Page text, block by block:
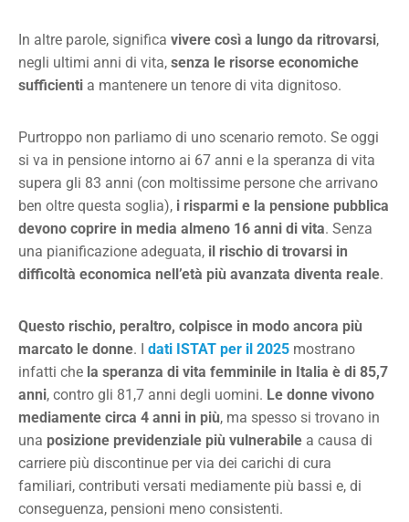
In altre parole, significa vivere così a lungo da ritrovarsi,
negli ultimi anni di vita, senza le risorse economiche
sufficienti a mantenere un tenore di vita dignitoso.
Purtroppo non parliamo di uno scenario remoto. Se oggi
si va in pensione intorno ai 67 anni e la speranza di vita
supera gli 83 anni (con moltissime persone che arrivano
ben oltre questa soglia), i risparmi e la pensione pubblica
devono coprire in media almeno 16 anni di vita. Senza
una pianificazione adeguata, il rischio di trovarsi in
difficoltà economica nell’età più avanzata diventa reale.
Questo rischio, peraltro, colpisce in modo ancora più
marcato le donne. I dati ISTAT per il 2025 mostrano
infatti che la speranza di vita femminile in Italia è di 85,7
anni, contro gli 81,7 anni degli uomini. Le donne vivono
mediamente circa 4 anni in più, ma spesso si trovano in
una posizione previdenziale più vulnerabile a causa di
carriere più discontinue per via dei carichi di cura
familiari, contributi versati mediamente più bassi e, di
conseguenza, pensioni meno consistenti.